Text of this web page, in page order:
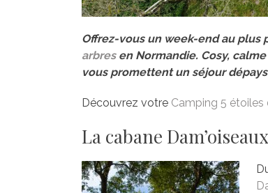
Offrez-vous un week-end au plus
arbresen Normandie. Cosy,
vous promettent un séjour
Découvrez votre Camping 5 étoiles
La cabane